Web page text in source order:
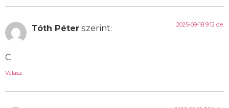
Tóth Péter szerint: 2025-09-18 9:12 de.
C
Válasz